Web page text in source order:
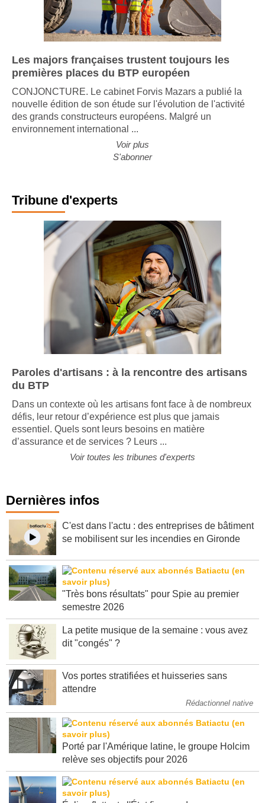
Les majors françaises trustent toujours les
premières places du BTP européen
CONJONCTURE. Le cabinet Forvis Mazars a publié la
nouvelle édition de son étude sur l'évolution de l'activité
des grands constructeurs européens. Malgré un
Voir plus
Tribune d'experts
Paroles d'artisans : à la rencontre des artisans
Dans un contexte où les artisans font face à de nombreux
défis, leur retour d’expérience est plus que jamais
essentiel. Quels sont leurs besoins en matière
Dernières infos
C'est dans l'actu : des entreprises de bâtiment
"Très bons résultats" pour Spie au premier
La petite musique de la semaine : vous avez
Vos portes stratifiées et huisseries sans
Rédactionnel native
Porté par l'Amérique latine, le groupe Holcim